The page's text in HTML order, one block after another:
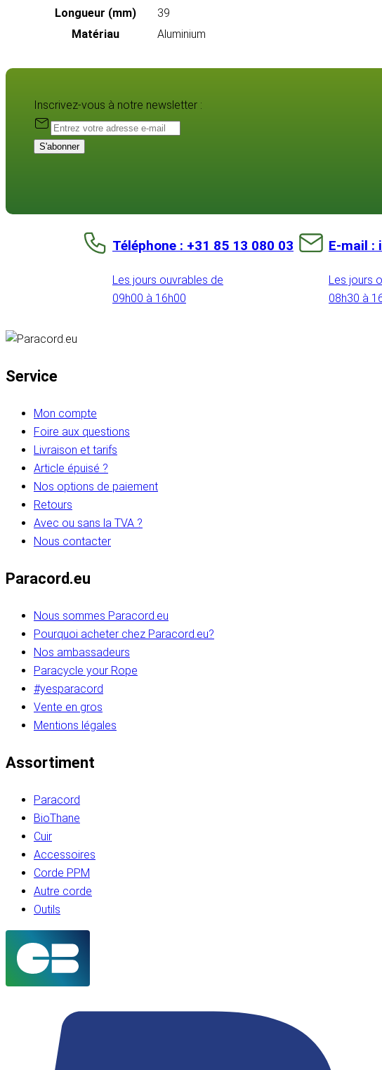
Longueur (mm)
39
Matériau
Aluminium
Inscrivez-vous à notre newsletter :
S'abonner
Téléphone : +31 85 13 080 03
Les jours ouvrables de
09h00 à 16h00
E-mail :
Les jours
08h30 à
Service
Mon compte
Foire aux questions
Livraison et tarifs
Article épuisé ?
Nos options de paiement
Retours
Avec ou sans la TVA ?
Nous contacter
Paracord.eu
Nous sommes Paracord.eu
Pourquoi acheter chez Paracord.eu?
Nos ambassadeurs
Paracycle your Rope
#yesparacord
Vente en gros
Mentions légales
Assortiment
Paracord
BioThane
Cuir
Accessoires
Corde PPM
Autre corde
Outils